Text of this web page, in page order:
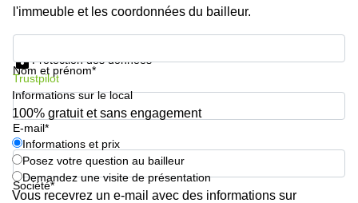
l'immeuble et les coordonnées du bailleur.
Nom et prénom*
E-mail*
Société*
Protection des données
Trustpilot
Informations sur le local
100% gratuit et sans engagement
Informations et prix
Posez votre question au bailleur
Demandez une visite de présentation
Vous recevrez un e-mail avec des informations sur